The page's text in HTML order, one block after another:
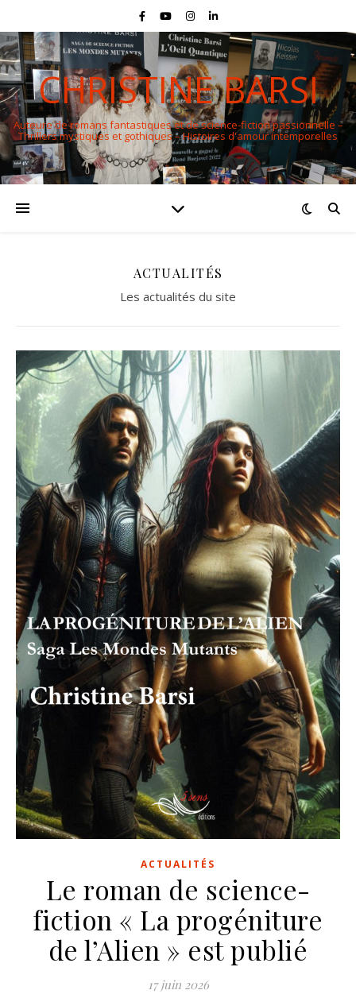
CHRISTINE BARSI
Auteure de romans fantastiques et de science-fiction passionnelle –
Thrillers mystiques et gothiques – Histoires d'amour intemporelles
ACTUALITÉS
Les actualités du site
ACTUALITÉS
Le roman de science-
fiction « La progéniture
de l’Alien » est publié
17 juin 2026